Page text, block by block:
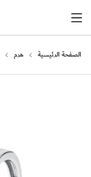
الصفحة الرئيسية هرم